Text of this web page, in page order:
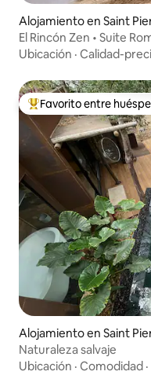
Alojamiento en Saint
​El Rincón Zen • Suite
Ubicación · Calidad-
Favorito entre
Favorito entre
Alojamiento en Saint
Naturaleza salvaje
Ubicación · Comodidad ·